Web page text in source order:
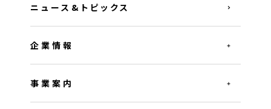
ニュース&トピックス
企業情報
事業案内